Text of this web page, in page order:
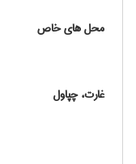
محل های خاص
غارت، چپاول